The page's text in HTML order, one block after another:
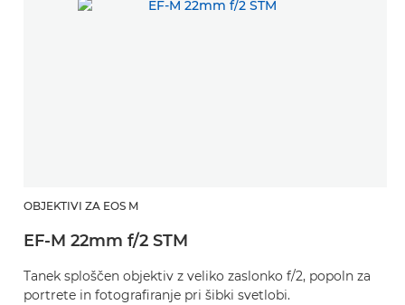
OBJEKTIVI ZA EOS M
EF-M 22mm f/2 STM
Tanek sploščen objektiv z veliko zaslonko f/2, popoln za
portrete in fotografiranje pri šibki svetlobi.